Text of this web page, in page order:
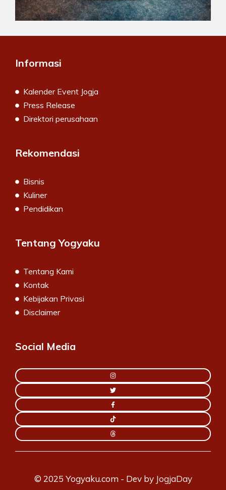
Informasi
Kalender Event Jogja
Press Release
Direktori perusahaan
Rekomendasi
Bisnis
Kuliner
Pendidikan
Tentang Yogyaku
Tentang Kami
Kontak
Kebijakan Privasi
Disclaimer
Social Media
© 2025 Yogyaku.com - Dev by JogjaDay